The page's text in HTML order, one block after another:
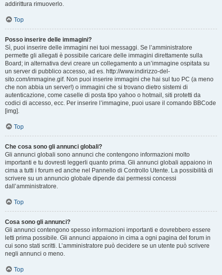
addirittura rimuoverlo.
Top
Posso inserire delle immagini?
Sì, puoi inserire delle immagini nei tuoi messaggi. Se l’amministratore
permette gli allegati è possibile caricare delle immagini direttamente sulla
Board; in alternativa devi creare un collegamento a un’immagine ospitata su
un server di pubblico accesso, ad es. http://www.indirizzo-del-
sito.com/immagine.gif. Non puoi inserire immagini che hai sul tuo PC (a meno
che non abbia un server!) o immagini che si trovano dietro sistemi di
autenticazione, come caselle di posta tipo yahoo o hotmail, siti protetti da
codici di accesso, ecc. Per inserire l’immagine, puoi usare il comando BBCode
[img].
Top
Che cosa sono gli annunci globali?
Gli annunci globali sono annunci che contengono informazioni molto
importanti e tu dovresti leggerli quanto prima. Gli annunci globali appaiono in
cima a tutti i forum ed anche nel Pannello di Controllo Utente. La possibilità di
scrivere su un annuncio globale dipende dai permessi concessi
dall’amministratore.
Top
Cosa sono gli annunci?
Gli annunci contengono spesso informazioni importanti e dovrebbero essere
letti prima possibile. Gli annunci appaiono in cima a ogni pagina del forum in
cui sono stati scritti. L’amministratore può decidere se un utente può scrivere
negli annunci o meno.
Top